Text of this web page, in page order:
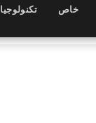
خاص تكنولوجيا